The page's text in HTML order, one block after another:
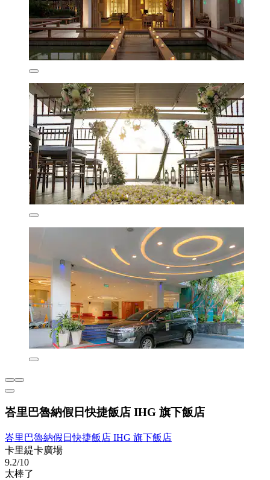
峇里巴魯納假日快捷飯店 IHG 旗下飯店
峇里巴魯納假日快捷飯店 IHG 旗下飯店
卡里緹卡廣場
9.2/10
太棒了